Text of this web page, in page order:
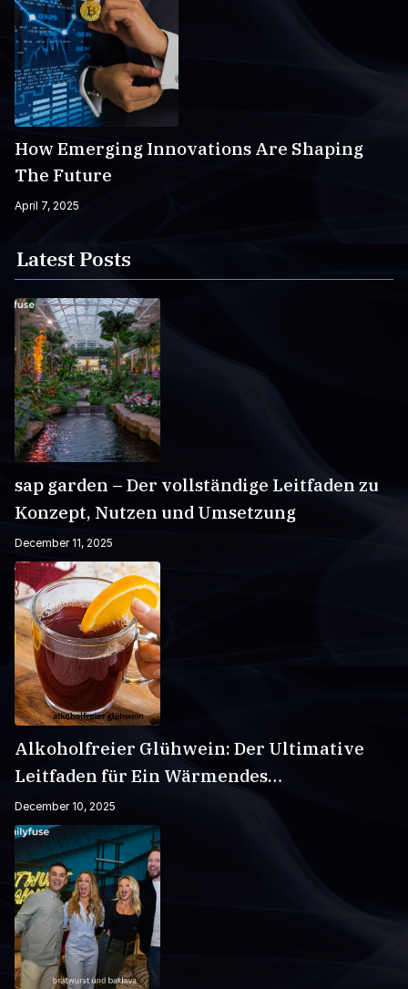
How Emerging Innovations Are Shaping
The Future
April 7, 2025
Latest Posts
sap garden – Der vollständige Leitfaden zu
Konzept, Nutzen und Umsetzung
December 11, 2025
Alkoholfreier Glühwein: Der Ultimative
Leitfaden für Ein Wärmendes
Wintergetränk
December 10, 2025